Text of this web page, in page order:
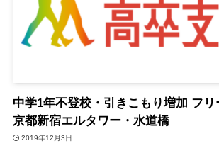
中学1年不登校・引きこもり増加 フ
京都新宿エルタワー・水道橋
2019年12月3日